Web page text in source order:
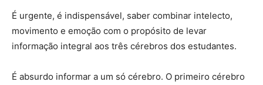
É urgente, é indispensável, saber combinar intelecto,
movimento e emoção com o propósito de levar
informação integral aos três cérebros dos estudantes.
É absurdo informar a um só cérebro. O primeiro cérebro